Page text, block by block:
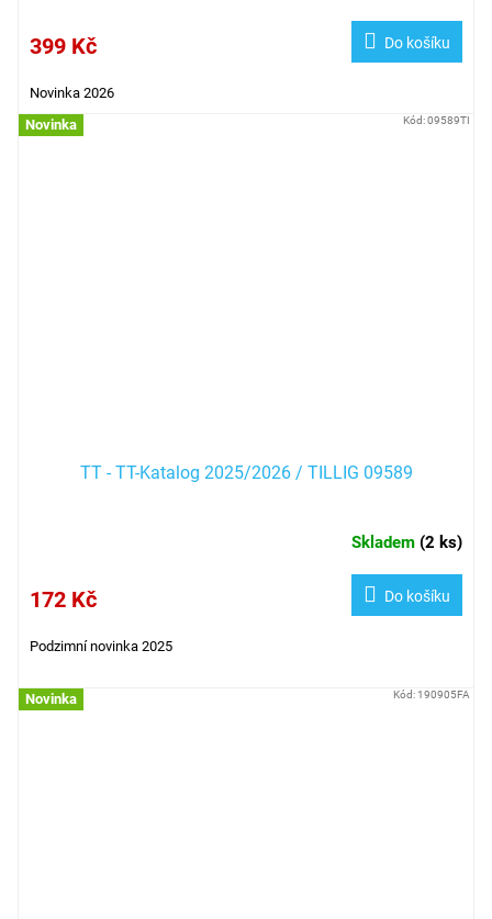
399 Kč Do košíku
Novinka 2026
Novinka
TT - TT-Katalog 2025/2026 / TILLIG 09589
Skladem (2 ks)
172 Kč Do košíku
Podzimní novinka 2025
Kód:09589TI
Novinka Kód: 190905FA